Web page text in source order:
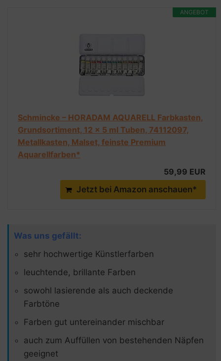
ANGEBOT
Schmincke – HORADAM AQUARELL Farbkasten,
Grundsortiment, 12 x 5 ml Tuben, 74112097,
Metallkasten, Malset, feinste Premium
Aquarellfarben*
59,99 EUR
Jetzt bei Amazon anschauen*
Was uns gefällt:
sehr hochwertige Künstlerfarben
leuchtende, brillante Farben
sowohl lasierende als auch deckende
Farbtöne
Farben gut untereinander mischbar
auch zum Auffüllen von bestehenden Näpfen
geeignet